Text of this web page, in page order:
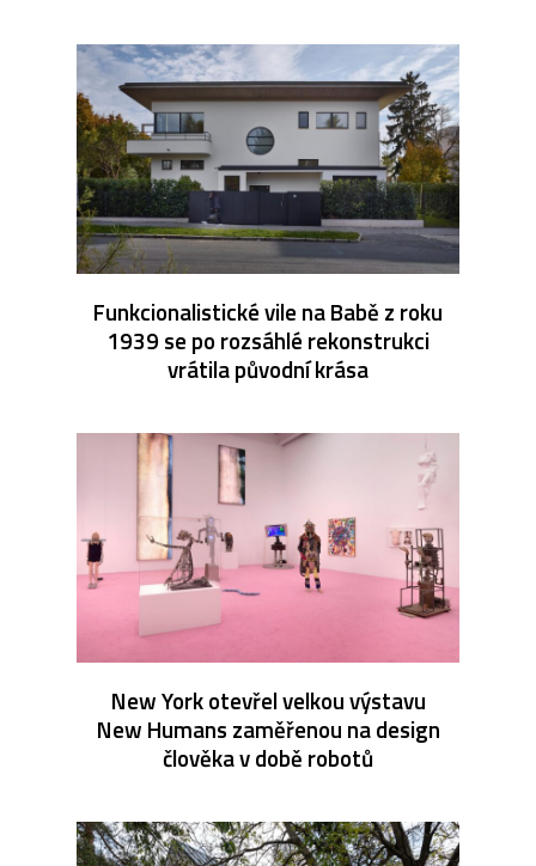
Funkcionalistické vile na Babě z roku
1939 se po rozsáhlé rekonstrukci
vrátila původní krása
New York otevřel velkou výstavu
New Humans zaměřenou na design
člověka v době robotů